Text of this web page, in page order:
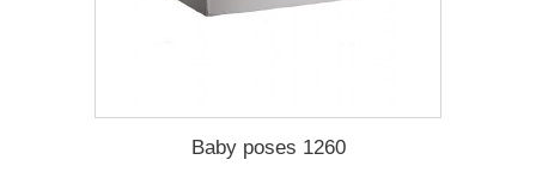
Baby poses 1260